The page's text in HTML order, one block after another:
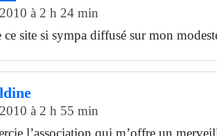
à 2 h 24 min
ce site si sympa diffusé sur mon
à 2 h 55 min
l’association qui m’offre un